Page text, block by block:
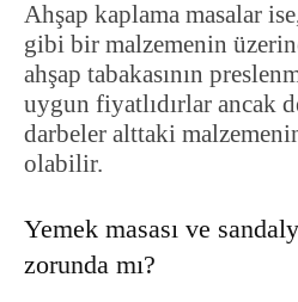
Ahşap kaplama masalar
gibi bir malzemenin
ahşap tabakasının
uygun fiyatlıdırlar ancak
darbeler alttaki
olabilir.
Yemek masası ve
zorunda mı?